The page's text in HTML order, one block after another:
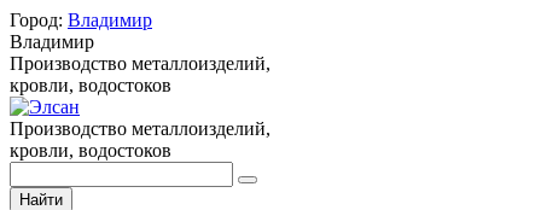
Город: Владимир
Владимир
Производство металлоизделий,
кровли, водостоков
Производство металлоизделий,
кровли, водостоков
Найти